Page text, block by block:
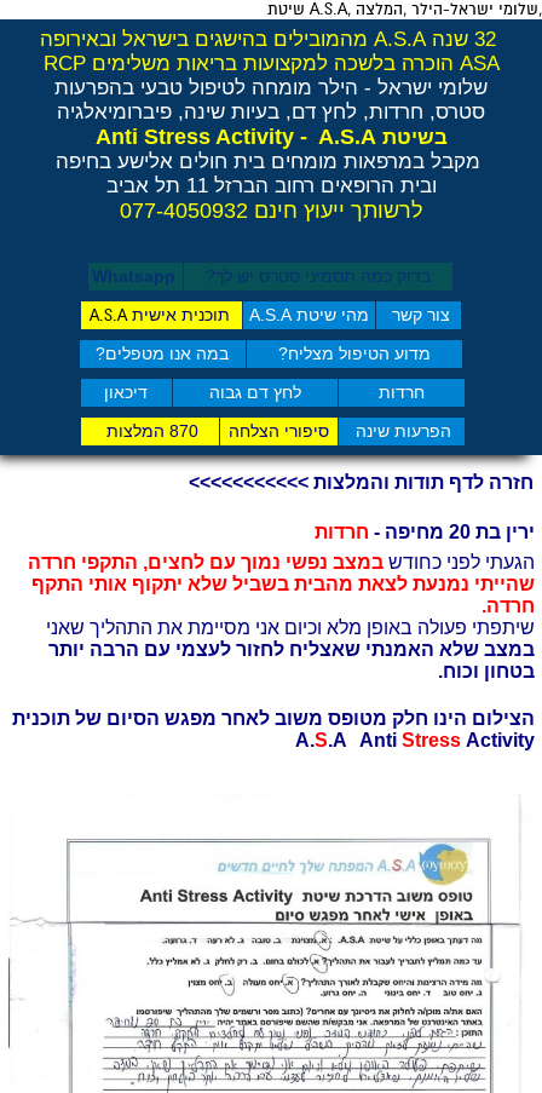
,שלומי ישראל-הילר ,המלצה ,A.S.A שיטת
צור קשר מהי שיטת A.S.A תוכנית אישיתA.S.A
חרדות לחץ דם גבוה דיכאון
מדוע הטיפול מצליח? במה אנו מטפלים?
הפרעות שינה סיפורי הצלחה 870 המלצות
בדוק כמה תסמיני סט​רס יש לך? Whatsapp
32 שנה A.S.A מהמובילים בהישגים בישראל ובאירופה
ASA הוכרה בלשכה למקצועות בריאות משלימים RCP
שלומי ישראל - הילר מומחה לטיפול טבעי בהפרעות
סטרס, חרדות, לחץ דם, בעיות שינה, פיברומיאלגיה
בשיטת Anti Stress Activity - A.S.A
מקבל במרפאות מומחים בית חולים אלישע בחיפה
ובית הרופאים רחוב הברזל 11 תל אביב
לרשותך ייעוץ חינם 077-4050932
ירין בת 20 מחיפה -
חרדות
הגעתי לפני כחודשבמצב נפשי נמוך עם לחצים, התקפי חרדה
שהייתי נמנעת לצאת מהבית בשביל שלא יתקוף אותי התקף
חרדה.
שיתפתי פעולה באופן מלא וכיום אני מסיימת את התהליך שאני
במצב שלא האמנתי שאצליח לחזור לעצמי עם הרבה יותר
בטחון וכוח.
הצילום הינו חלק מטופס משוב לאחר מפגש הסיום של תוכנית
A.S.A Anti StressActivity
חזרה לדף תודות והמלצות >>>>>>>>>>>